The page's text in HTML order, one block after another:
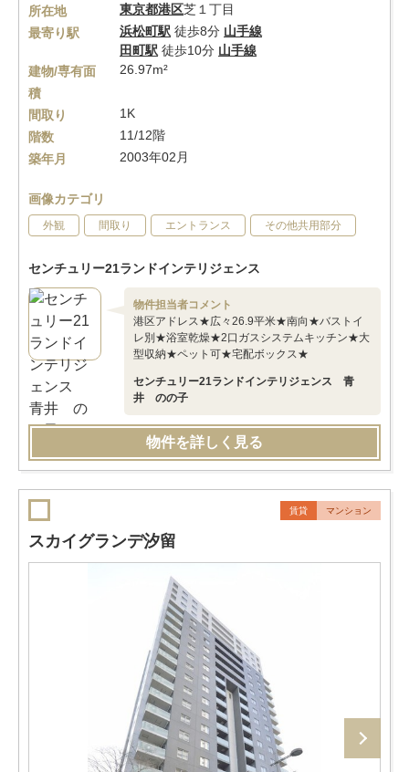
所在地 東京都港区芝１丁目
最寄り駅
浜松町駅 徒歩8分 山手線
田町駅 徒歩10分 山手線
建物/専有面
積
26.97m²
間取り
1K
階数
11/12階
築年月
2003年02月
画像カテゴリ
外観 間取り エントランス その他共用部分
センチュリー21ランドインテリジェンス
物件担当者コメント
港区アドレス★広々26.9平米★南向★バストイ
レ別★浴室乾燥★2口ガスシステムキッチン★大
型収納★ペット可★宅配ボックス★
センチュリー21ランドインテリジェンス 青
井 のの子
物件を詳しく見る
賃貸 マンション
スカイグランデ汐留